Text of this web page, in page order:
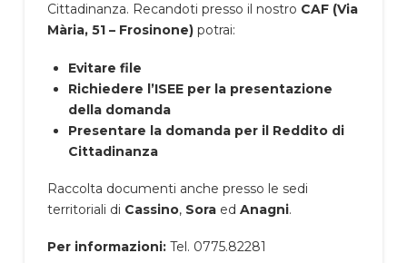
Cittadinanza. Recandoti presso il nostro CAF (Via
Mària, 51 – Frosinone)potrai:
Evitare file
Richiedere l’ISEE per la presentazione
della domanda
Presentare la domanda per il Reddito di
Cittadinanza
Raccolta documenti anche presso le sedi
territoriali di Cassino, Soraed Anagni.
Per informazioni:Tel. 0775.82281